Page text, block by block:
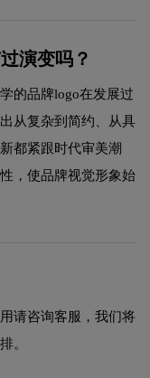
演变吗？
的品牌logo在发展过
从复杂到简约、从具
都紧跟时代审美潮
，使品牌视觉形象始
请咨询客服，我们将
。